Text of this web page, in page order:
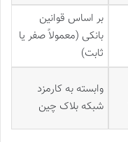
بر اساس قوانین
بانکی (معمولاً صفر یا
ثابت)
وابسته به کارمزد
شبکه بلاک چین